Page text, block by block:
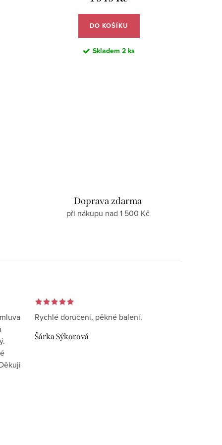
DO KOŠÍKU
Skladem 2 ks
Doprava zdarma
při nákupu nad 1 500 Kč
Rychlé doručení, pěkné balení.
Šárka Sýkorová